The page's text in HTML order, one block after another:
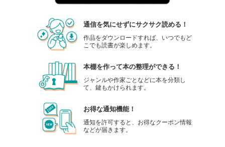
通信を気にせずにサクサク読める！
作品をダウンロードすれば、いつでもど
こでも読書が楽しめます。
本棚を作って本の整理ができる！
ジャンルや作家ごとなどに本を分類し
て、鍵もかけられます。
お得な通知機能！
通知を許可すると、お得なクーポン情報
などが届きます。